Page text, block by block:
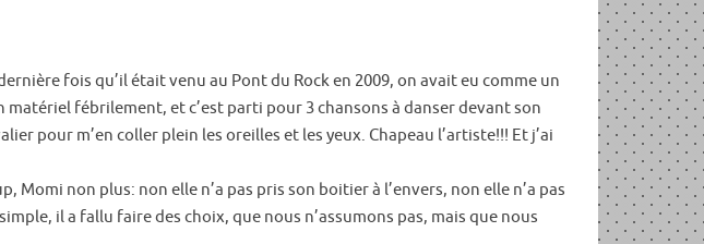
fois qu’il était venu au Pont du Rock en 2009, on avait eu comme un
fébrilement, et c’est parti pour 3 chansons à danser devant son
pour m’en coller plein les oreilles et les yeux. Chapeau l’artiste!!! Et j’ai
non plus: non elle n’a pas pris son boitier à l’envers, non elle n’a pas
il a fallu faire des choix, que nous n’assumons pas, mais que nous